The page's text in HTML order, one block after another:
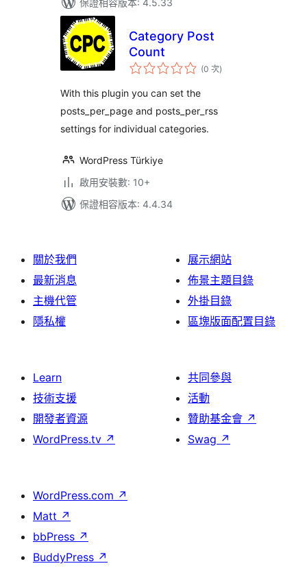
保證相容版本: 4.5.33
Category Post
Count
(0 次評
分)
With this plugin you can set the
posts_per_page and posts_per_rss
settings for individual categories.
WordPress Türkiye
啟用安裝數: 10+
保證相容版本: 4.4.34
關於我們
最新消息
主機代管
隱私權
展示網站
佈景主題目錄
外掛目錄
區塊版面配置目錄
Learn
技術支援
開發者資源
WordPress.tv ↗
共同參與
活動
贊助基金會 ↗
Swag ↗
WordPress.com ↗
Matt ↗
bbPress ↗
BuddyPress ↗